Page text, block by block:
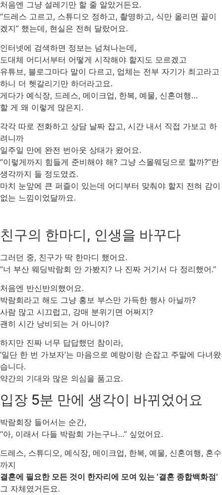
처음엔 그냥 설레기만 할 줄 알았거든요.
“드레스 고르고, 스튜디오 정하고, 촬영하고, 식만 올리면 끝이
겠지” 했는데, 현실은 전혀 달랐어요.
인터넷에 검색하면 정보는 넘쳐나는데,
도대체 어디서부터 어떻게 시작해야 할지도 모르겠고
유튜브, 블로그마다 말이 다르고, 업체는 전부 자기가 최고라고
하니 더 헷갈리기만 하더라고요.
게다가 예식장, 드레스, 메이크업, 한복, 예물, 신혼여행…
할 게 왜 이렇게 많은지.
각각 따로 전화하고 상담 날짜 잡고, 시간 내서 직접 가보고 하
려니까
일주일 만에 완전 번아웃 상태가 왔어요.
“이렇게까지 힘들게 준비해야 해? 그냥 스몰웨딩으로 할까?”란
생각까지 들 정도였죠.
마치 눈앞에 큰 퍼즐이 있는데 어디부터 맞춰야 할지 전혀 감이
없는 느낌이었달까요.
친구의 한마디, 인생을 바꾸다
그러던 중, 친구가 딱 한마디 했어요.
“너 부산 웨딩박람회 안 가봤지? 나 진짜 거기서 다 정리했어.”
처음엔 반신반의했어요.
박람회라고 해도 그냥 홍보 부스만 가득한 행사 아닐까?
사람 많고 시끄럽고, 강매 분위기면 어쩌지?
괜히 시간 낭비되는 거 아니야?
하지만 진짜 너무 답답했던 참이라,
‘일단 한 번 가보자’는 마음으로 예랑이랑 손잡고 주말에 다녀왔
습니다.
약간의 기대와 많은 의심을 품고요.
입장 5분 만에 생각이 바뀌었어요
박람회장 들어서는 순간,
“아, 이래서 다들 박람회 가는구나…” 싶었어요.
드레스, 스튜디오, 예식장, 메이크업, 한복, 예물, 신혼여행, 혼수
까지
결혼에 필요한 모든 것이 한자리에 모여 있는 ‘결혼 종합백화점’
그 자체였거든요.